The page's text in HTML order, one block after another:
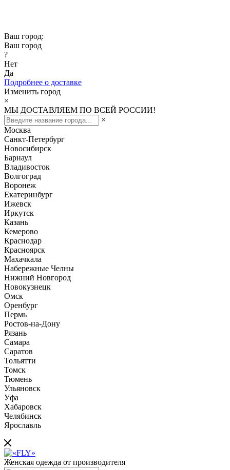
Ваш город:
Ваш город
?
Нет
Да
Подробнее о доставке
Изменить город
×
МЫ ДОСТАВЛЯЕМ ПО ВСЕЙ РОССИИ!
×
Москва
Санкт-Петербург
Новосибирск
Барнаул
Владивосток
Волгоград
Воронеж
Екатеринбург
Ижевск
Иркутск
Казань
Кемерово
Краснодар
Красноярск
Махачкала
Набережные Челны
Нижний Новгород
Новокузнецк
Омск
Оренбург
Пермь
Ростов-на-Дону
Рязань
Самара
Саратов
Тольятти
Томск
Тюмень
Ульяновск
Уфа
Хабаровск
Челябинск
Ярославль
Женская одежда от производителя